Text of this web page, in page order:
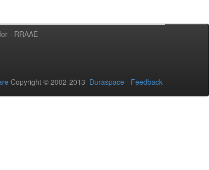
- RRAAE
Copyright © 2002-2013 Duraspace - Feedback